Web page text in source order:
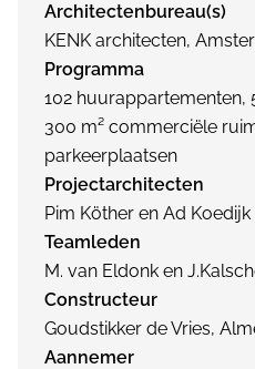
Architectenbureau(s)
KENK architecten,
Programma
102 huurappartementen,
300 m² commerciële
parkeerplaatsen
Projectarchitecten
Pim Köther en Ad Koedijk
Teamleden
M. van Eldonk en
Constructeur
Goudstikker de Vries,
Aannemer